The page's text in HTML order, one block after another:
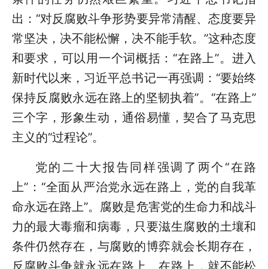
出：“对反腐败斗争形势要异常清醒、态度要异
常坚决，决不能松懈，决不能手软。”这种态度
和要求，可以用一个词概括：“在路上”。进入
新时代以来，习近平总书记一再强调：“要始终
保持反腐败永远在路上的坚韧执着”。“在路上”
三个字，形象生动，通俗易懂，契合了马克思
主义的“过程论”。
党的二十大报告同样强调了两个“在路
上”：“全面从严治党永远在路上，党的自我革
命永远在路上”。腐败是危害党的生命力和战斗
力的最大毒瘤和病毒，只要滋生腐败的土壤和
条件仍然存在，与腐败的博弈就会长期存在，